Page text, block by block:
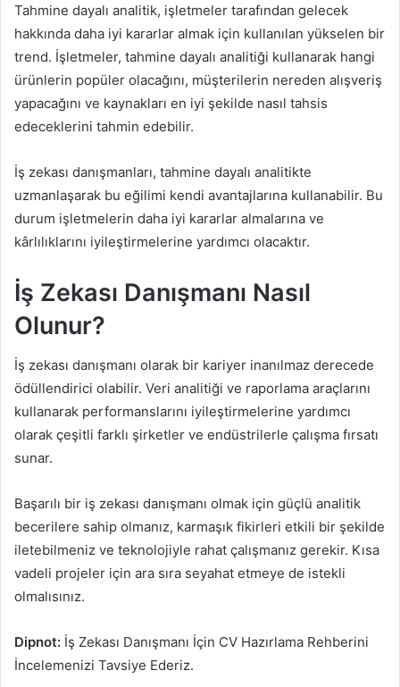
Tahmine dayalı analitik, işletmeler tarafından gelecek
hakkında daha iyi kararlar almak için kullanılan yükselen bir
trend. İşletmeler, tahmine dayalı analitiği kullanarak hangi
ürünlerin popüler olacağını, müşterilerin nereden alışveriş
yapacağını ve kaynakları en iyi şekilde nasıl tahsis
edeceklerini tahmin edebilir.
İş zekası danışmanları, tahmine dayalı analitikte
uzmanlaşarak bu eğilimi kendi avantajlarına kullanabilir. Bu
durum işletmelerin daha iyi kararlar almalarına ve
kârlılıklarını iyileştirmelerine yardımcı olacaktır.
İş Zekası Danışmanı Nasıl
Olunur?
İş zekası danışmanı olarak bir kariyer inanılmaz derecede
ödüllendirici olabilir. Veri analitiği ve raporlama araçlarını
kullanarak performanslarını iyileştirmelerine yardımcı
olarak çeşitli farklı şirketler ve endüstrilerle çalışma fırsatı
sunar.
Başarılı bir iş zekası danışmanı olmak için güçlü analitik
becerilere sahip olmanız, karmaşık fikirleri etkili bir şekilde
iletebilmeniz ve teknolojiyle rahat çalışmanız gerekir. Kısa
vadeli projeler için ara sıra seyahat etmeye de istekli
olmalısınız.
Dipnot: İş Zekası Danışmanı İçin CV Hazırlama Rehberini
İncelemenizi Tavsiye Ederiz.